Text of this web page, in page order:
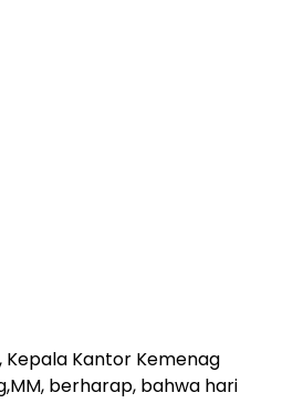
Kantor Kemenag
berharap, bahwa hari